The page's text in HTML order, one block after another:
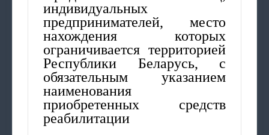
индивидуальных
предпринимателей, место
нахождения которых
ограничивается территорией
Республики Беларусь, с
обязательным указанием
наименования
приобретенных средств
реабилитации